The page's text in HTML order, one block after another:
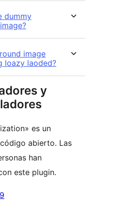
dummy
image
loazy laoded?
y
es un
abierto. Las
han
este plugin.